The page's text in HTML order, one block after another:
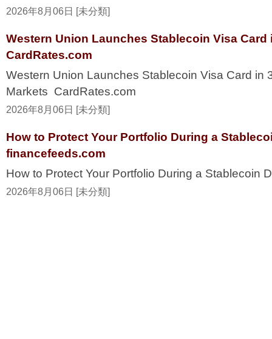
2026年8月06日 [未分類]
Western Union Launches Stablecoin Visa Card
CardRates.com
Western Union Launches Stablecoin Visa Card in
Markets CardRates.com
2026年8月06日 [未分類]
How to Protect Your Portfolio During a
financefeeds.com
How to Protect Your Portfolio During a Stablecoin
2026年8月06日 [未分類]